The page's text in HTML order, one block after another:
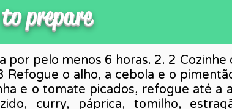
prepare
por pelo menos 6 horas. 2. 2 Cozinhe
o alho, a cebola e o
e o tomate picados, refogue até a
curry, páprica, tomilho,